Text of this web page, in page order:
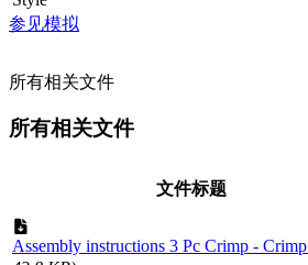
参见模拟
所有相关文件
所有相关文件
文件标题
Assembly instructions 3 Pc Crimp - Crimp